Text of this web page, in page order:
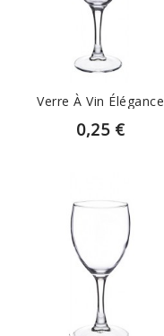
EN SAVOIR PLUS
Verre À Vin Élégance
0,25 €
EN SAVOIR PLUS